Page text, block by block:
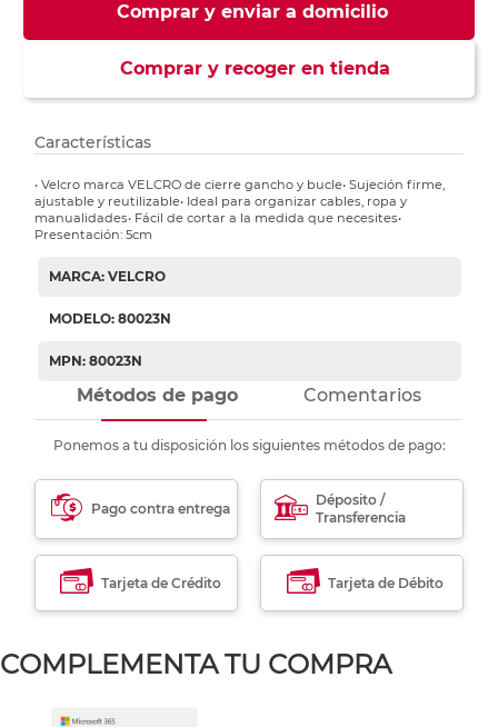
Comprar y enviar a domicilio
Comprar y recoger en tienda
Características
• Velcro marca VELCRO de cierre gancho y bucle• Sujeción firme,
ajustable y reutilizable• Ideal para organizar cables, ropa y
manualidades• Fácil de cortar a la medida que necesites•
Presentación: 5cm
MARCA: VELCRO
MODELO: 80023N
MPN: 80023N
Métodos de pago Comentarios
Ponemos a tu disposición los siguientes métodos de pago:
Pago contra entrega
Déposito /
Transferencia
Tarjeta de Crédito Tarjeta de Débito
COMPLEMENTA TU COMPRA